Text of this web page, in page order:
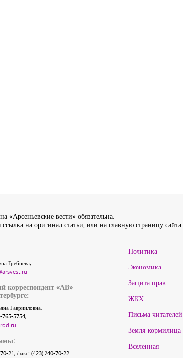
«Арсеньевские вести» обязательна.
на оригинал статьи, или на главную страницу сайта:
Гребнёва,
корреспондент «АВ»
Гаврииловна,
765-5754,
21, факс: (423) 240-70-22
Политика
Экономика
Защита прав
ЖКХ
Письма читателей
Земля-кормилица
Вселенная